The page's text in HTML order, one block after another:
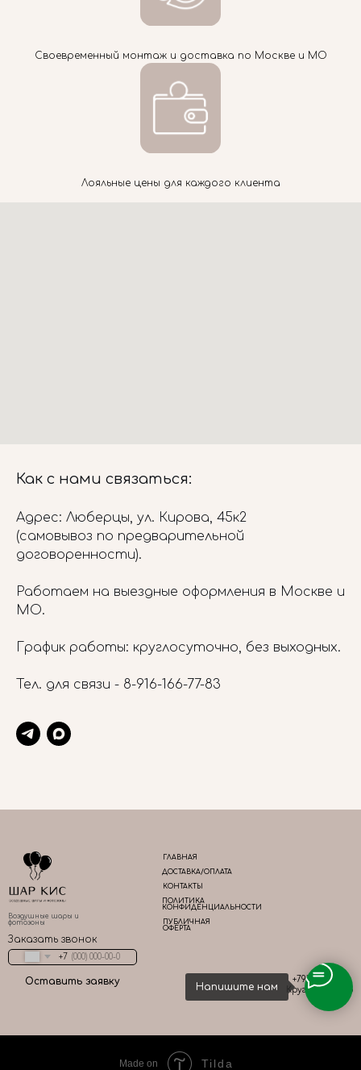
Напишите нам
Своевременный монтаж и доставка по Москве и МО
Лояльные цены для каждого клиента
Как с нами связаться:
Адрес: Люберцы, ул. Кирова, 45к2
(самовывоз по предварительной
договоренности).
Работаем на выездные оформления в Москве и
МО.
График работы: круглосуточно, без выходных.
Тел. для связи - 8-916-166-77-83
ГЛАВНАЯ
ДОСТАВКА/ОПЛАТА
КОНТАКТЫ
ПОЛИТИКА
КОНФИДЕНЦИАЛЬНОСТИ
ПУБЛИЧНАЯ
ОФЕРТА
+79161667783
Круглосуточно
Воздушные шары и
фотозоны
Заказать звонок
+7
Оставить заявку
Made on Tilda